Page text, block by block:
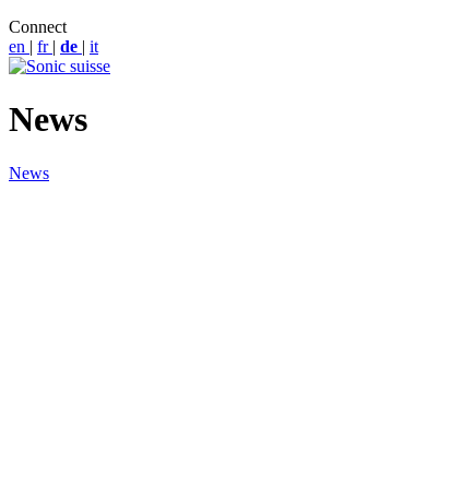
Connect
en | fr | de | it
News
News